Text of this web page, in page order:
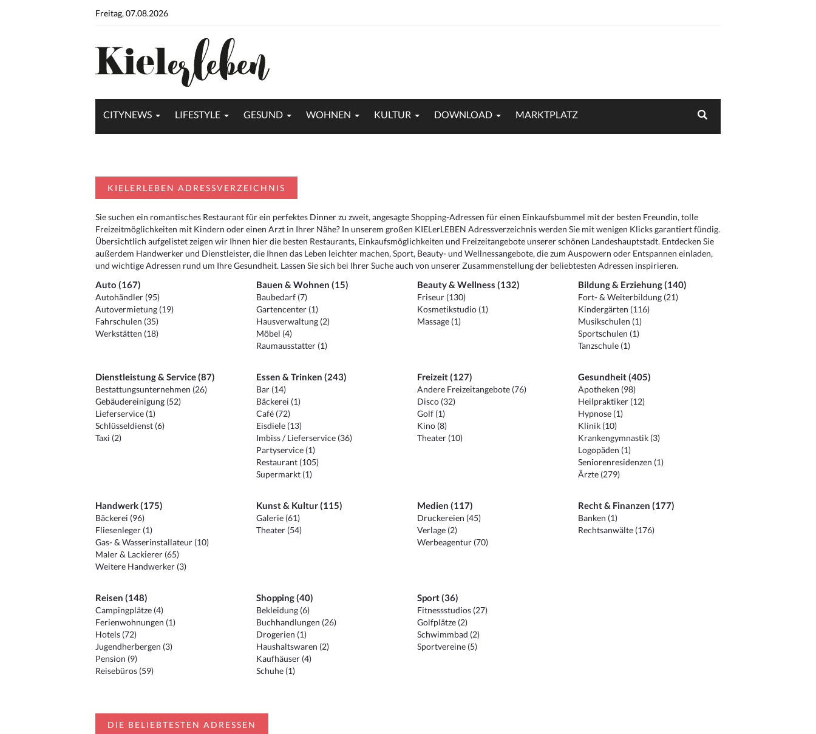
Freitag, 07.08.2026
CITYNEWS LIFESTYLE GESUND WOHNEN KULTUR DOWNLOAD MARKTPLATZ
KIELERLEBEN ADRESSVERZEICHNIS
Sie suchen ein romantisches Restaurant für ein perfektes Dinner zu zweit, angesagte Shopping-Adressen für einen Einkaufsbummel mit der besten Freundin, tolle
Freizeitmöglichkeiten mit Kindern oder einen Arzt in Ihrer Nähe? In unserem großen KIELerLEBEN Adressverzeichnis werden Sie mit wenigen Klicks garantiert fündig.
Übersichtlich aufgelistet zeigen wir Ihnen hier die besten Restaurants, Einkaufsmöglichkeiten und Freizeitangebote unserer schönen Landeshauptstadt. Entdecken Sie
außerdem Handwerker und Dienstleister, die Ihnen das Leben leichter machen, Sport, Beauty- und Wellnessangebote, die zum Auspowern oder Entspannen einladen,
und wichtige Adressen rund um Ihre Gesundheit. Lassen Sie sich bei Ihrer Suche auch von unserer Zusammenstellung der beliebtesten Adressen inspirieren.
Auto (167)
Autohändler (95)
Autovermietung (19)
Fahrschulen (35)
Werkstätten (18)
Bauen & Wohnen (15)
Baubedarf (7)
Gartencenter (1)
Hausverwaltung (2)
Möbel (4)
Raumausstatter (1)
Beauty & Wellness (132)
Friseur (130)
Kosmetikstudio (1)
Massage (1)
Bildung & Erziehung (140)
Fort- & Weiterbildung (21)
Kindergärten (116)
Musikschulen (1)
Sportschulen (1)
Tanzschule (1)
Dienstleistung & Service (87)
Bestattungsunternehmen (26)
Gebäudereinigung (52)
Lieferservice (1)
Schlüsseldienst (6)
Taxi (2)
Essen & Trinken (243)
Bar (14)
Bäckerei (1)
Café (72)
Eisdiele (13)
Imbiss / Lieferservice (36)
Partyservice (1)
Restaurant (105)
Supermarkt (1)
Freizeit (127)
Andere Freizeitangebote (76)
Disco (32)
Golf (1)
Kino (8)
Theater (10)
Gesundheit (405)
Apotheken (98)
Heilpraktiker (12)
Hypnose (1)
Klinik (10)
Krankengymnastik (3)
Logopäden (1)
Seniorenresidenzen (1)
Ärzte (279)
Handwerk (175)
Bäckerei (96)
Fliesenleger (1)
Gas- & Wasserinstallateur (10)
Maler & Lackierer (65)
Weitere Handwerker (3)
Kunst & Kultur (115)
Galerie (61)
Theater (54)
Medien (117)
Druckereien (45)
Verlage (2)
Werbeagentur (70)
Recht & Finanzen (177)
Banken (1)
Rechtsanwälte (176)
Reisen (148)
Campingplätze (4)
Ferienwohnungen (1)
Hotels (72)
Jugendherbergen (3)
Pension (9)
Reisebüros (59)
Shopping (40)
Bekleidung (6)
Buchhandlungen (26)
Drogerien (1)
Haushaltswaren (2)
Kaufhäuser (4)
Schuhe (1)
Sport (36)
Fitnessstudios (27)
Golfplätze (2)
Schwimmbad (2)
Sportvereine (5)
DIE BELIEBTESTEN ADRESSEN